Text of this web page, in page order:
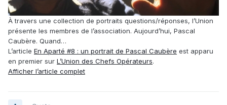
À travers une collection de portraits questions/réponses, l’Union
présente les membres de l’association. Aujourd’hui, Pascal
Caubère. Quand…
L’article En Aparté #8 : un portrait de Pascal Caubère est apparu
en premier sur L’Union des Chefs Opérateurs.
Afficher l’article complet